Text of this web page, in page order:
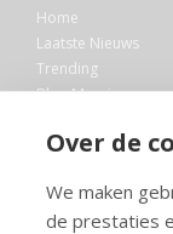
Over de
We maken
de prestaties
Home
Laatste Nieuws
Trending
Blog Maurice
Bibliotheek
Info en service